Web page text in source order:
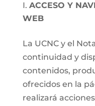
ACCESO Y
WEB
La UCNC y el
continuidad y
contenidos,
ofrecidos en la
realizará